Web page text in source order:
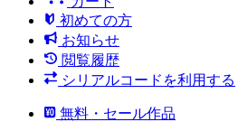
初めての方
お知らせ
閲覧履歴
シリアルコードを利用する
無料・セール作品